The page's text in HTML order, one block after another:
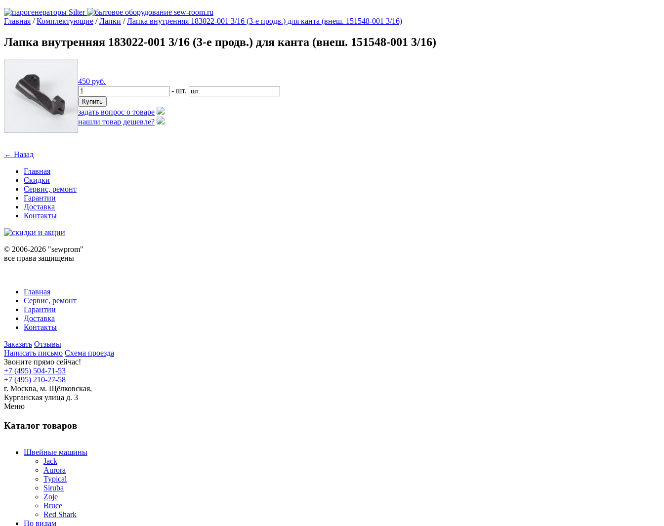
Главная /Комплектующие /Лапки /Лапка внутренняя 183022-001 3/16 (3-е продв.) для канта (внеш. 151548-001 3/16)
Лапка внутренняя 183022-001 3/16 (3-е продв.) для канта (внеш. 151548-001 3/16)
450 руб.
- шт.
задать вопрос о товаре
нашли товар дешевле?
← Назад
Главная
Скидки
Сервис, ремонт
Гарантии
Доставка
Контакты
© 2006-2026 "sewprom"
все права защищены
Главная
Сервис, ремонт
Гарантии
Доставка
Контакты
Заказать Отзывы
Написать письмо Схема проезда
Звоните прямо сейчас!
+7 (495) 504-71-53
+7 (495) 210-27-58
г. Москва, м. Щёлковская,
Курганская улица д. 3
Меню
Каталог товаров
Швейные машины
Jack
Aurora
Typical
Siruba
Zoje
Bruce
Red Shark
По видам